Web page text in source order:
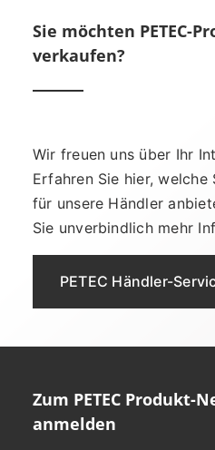
Sie möchten PETEC-
verkaufen?
Wir freuen uns über Ihr
Erfahren Sie hier, welche
für unsere Händler
Sie unverbindlich mehr
PETEC Händler-
Zum PETEC Produkt-
anmelden